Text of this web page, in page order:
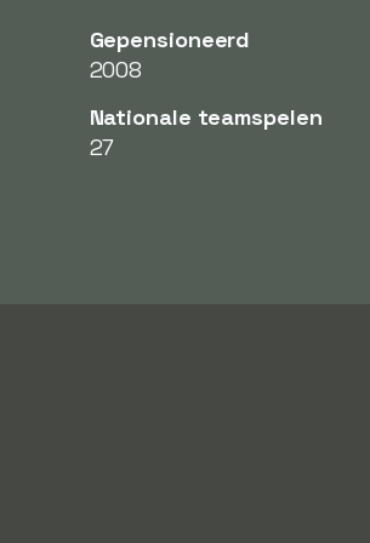
Gepensioneerd
2008
Nationale teamspelen
27